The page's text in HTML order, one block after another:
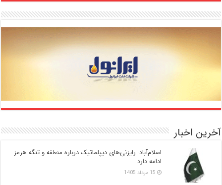
آخرین اخبار
اسلام‌آباد: رایزنی‌های دیپلماتیک درباره منطقه و تنگه هرمز
ادامه دارد
15 مرداد 1405